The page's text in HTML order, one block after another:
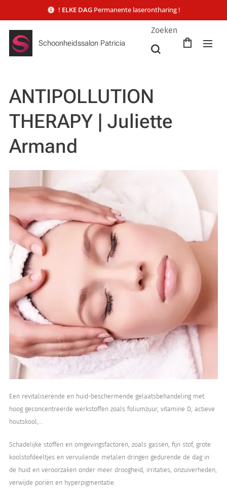
! ELKE DAGPermanente laserontharing !
Schoonheidssalon Patricia
Zoeken
ANTIPOLLUTION
THERAPY | Juliette
Armand
Een revitaliserende en huid-beschermende gelaatsbehandeling met
hoog geconcentreerde werkstoffen zoals foliumzuur, vitamine D, actieve
houtskool,...
Schadelijke stoffen en omgevingsfactoren, zoals gassen, fijn stof, grote
koolstofdeeltjes en vervuilende metalen dringen gedurende de dag in
de huid en veroorzaken onder meer droogheid, irritaties, onzuiverheden,
verwijde poriën en hyperpigmentatie.